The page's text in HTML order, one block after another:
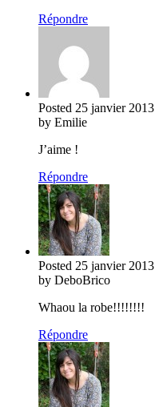
Répondre
Posted 25 janvier 2013
by Emilie
J’aime !
Répondre
Posted 25 janvier 2013
by DeboBrico
Whaou la robe!!!!!!!!
Répondre